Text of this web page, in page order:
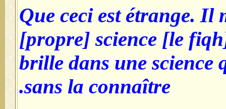
Que ceci est étrange. Il
[propre] science [le
brille dans une science
sans la connaître.